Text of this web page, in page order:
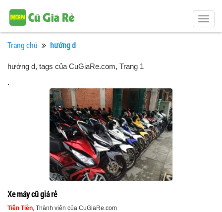
Trang chủ hướng d
hướng d, tags của CuGiaRe.com, Trang 1
.
Xe máy cũ giá rẻ
Tiên Tiên, Thành viên của CuGiaRe.com